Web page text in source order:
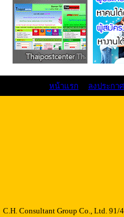
หน้าแรก ลงประกา
C.H. Consultant Group Co., Ltd.